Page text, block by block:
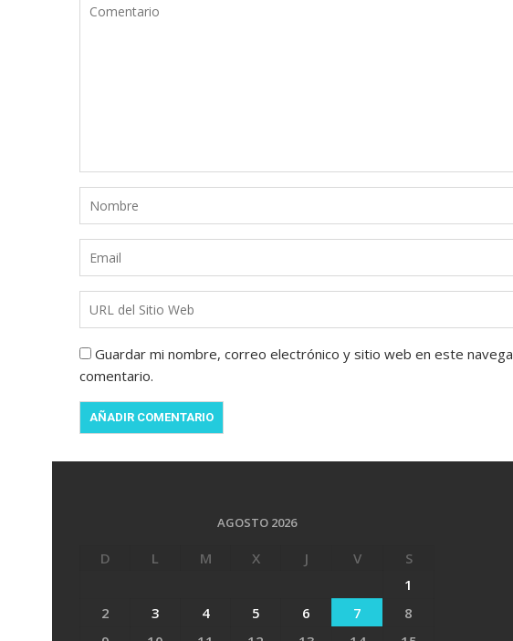
Guardar mi nombre, correo electrónico y sitio web en este
comentario.
AGOSTO 2026
D L M X J V
S
1
2
3 4 5 6 7
8